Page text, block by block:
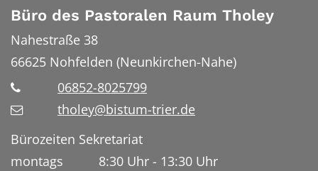
Büro des Pastoralen Raum Tholey
Nahestraße 38
66625 Nohfelden (Neunkirchen-Nahe)
06852-8025799
tholey@bistum-trier.de
Bürozeiten Sekretariat
montags 8:30 Uhr - 13:30 Uhr